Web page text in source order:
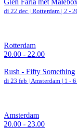
Glen Faria met
di 22 dec | Rotterdam | 2 -
Rotterdam
20.00 - 22.00
Rush - Fifty Something
di 23 feb | Amsterdam | 1 -
Amsterdam
20.00 - 23.00